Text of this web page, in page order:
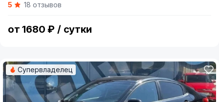
of5
18 отзывов
от 1680 ₽ / сутки
Супервладелец